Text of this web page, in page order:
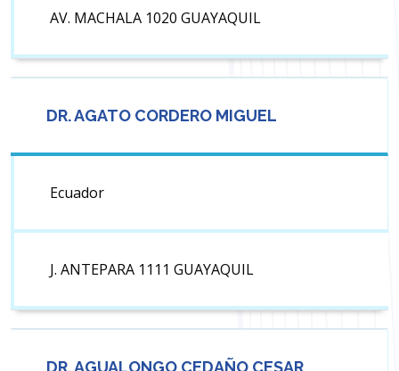
AV. MACHALA 1020 GUAYAQUIL
DR. AGATO CORDERO MIGUEL
Ecuador
J. ANTEPARA 1111 GUAYAQUIL
DR. AGUALONGO CEDAÑO CESAR